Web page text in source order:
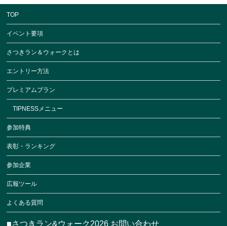
TOP
イベント要項
さつきラン＆ウォークとは
エントリー方法
プレミアムプラン
TIPNESSメニュー
参加特典
表彰・ランキング
参加企業
広報ツール
よくある質問
■さつきラン&ウォーク2026 お問い合わせ